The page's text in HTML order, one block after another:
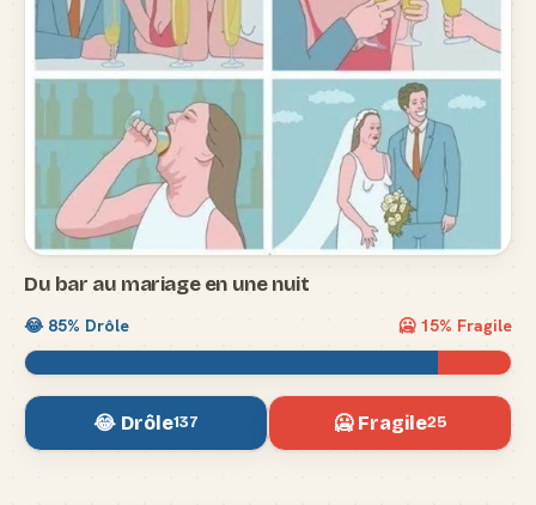
Du bar au mariage en une nuit
😂 85% Drôle 🥶 15% Fragile
😂 Drôle137 🥶 Fragile25